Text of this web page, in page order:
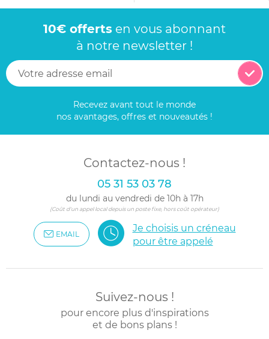
10€ offerts en vous abonnant
à notre newsletter !
Recevez avant tout le monde
nos avantages, offres et nouveautés !
Contactez-nous !
05 31 53 03 78
du lundi au vendredi de 10h à 17h
(Coût d'un appel local depuis un poste fixe, hors coût opérateur)
EMAIL
Je choisis un créneau
pour être appelé
Suivez-nous !
pour encore plus d'inspirations
et de bons plans !